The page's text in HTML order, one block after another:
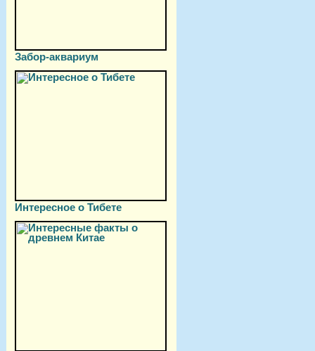
Забор-аквариум
Интересное о Тибете